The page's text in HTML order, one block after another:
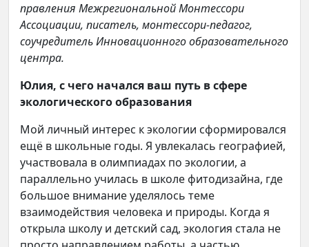
правления Межрегиональной Монтессори
Ассоциации, писатель, монтессори-педагог,
соучредитель Инновационного образовательного
центра.
Юлия, с чего начался ваш путь в сфере
экологического образования
Мой личный интерес к экологии сформировался
ещё в школьные годы. Я увлекалась географией,
участвовала в олимпиадах по экологии, а
параллельно училась в школе фитодизайна, где
большое внимание уделялось теме
взаимодействия человека и природы. Когда я
открыла школу и детский сад, экология стала не